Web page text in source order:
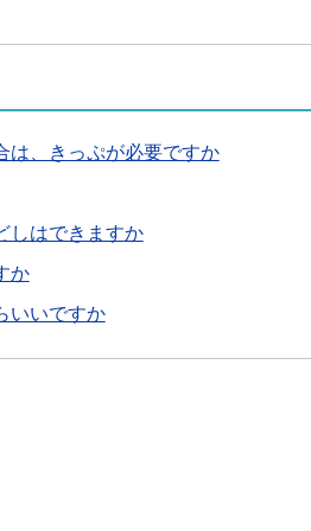
は、きっぷが必要ですか
しはできますか
か
いいですか